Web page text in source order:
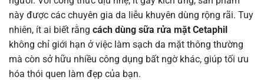
này được các chuyên gia da liễu khuyên dùng rộng rãi. Tuy
nhiên, ít ai biết rằng cách dùng sữa rửa mặt Cetaphil
không chỉ giới hạn ở việc làm sạch da mặt thông thường
mà còn sở hữu nhiều công dụng bất ngờ khác, giúp tối ưu
hóa thói quen làm đẹp của bạn.